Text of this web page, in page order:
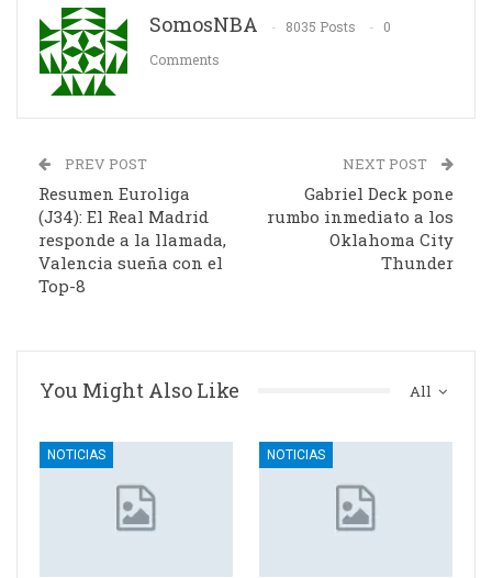
SomosNBA 8035 Posts
0
Comments
PREV POST
Resumen Euroliga
(J34): El Real Madrid
responde a la llamada,
Valencia sueña con el
Top-8
NEXT POST
Gabriel Deck pone
rumbo inmediato a los
Oklahoma City
Thunder
All
You Might Also Like
NOTICIAS NOTICIAS